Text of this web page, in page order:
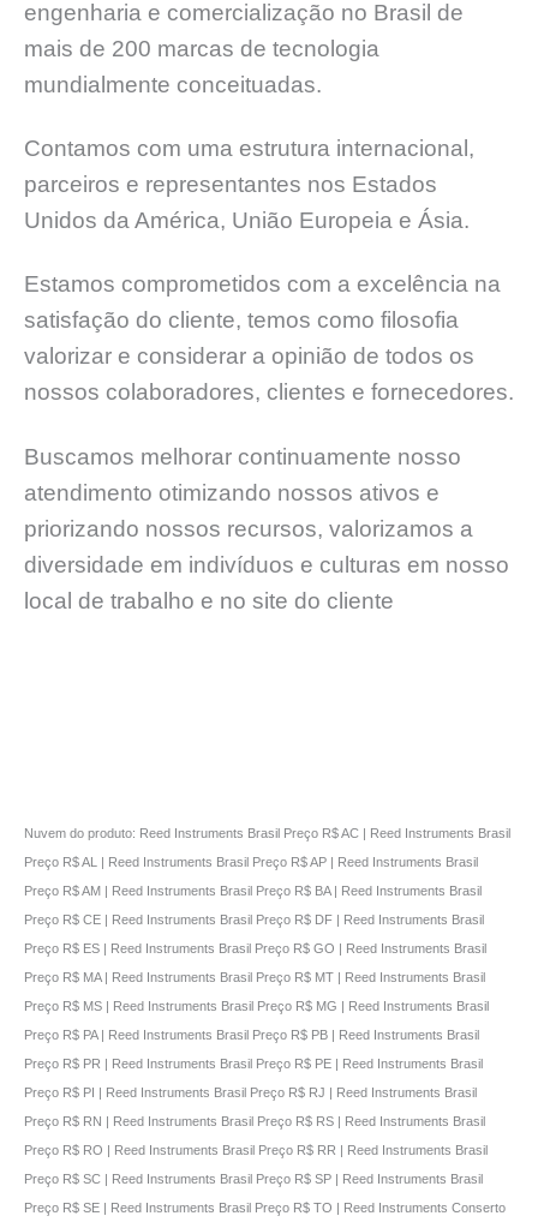
engenharia e comercialização no Brasil de
mais de 200 marcas de tecnologia
mundialmente conceituadas.
Contamos com uma estrutura internacional,
parceiros e representantes nos Estados
Unidos da América, União Europeia e Ásia.
Estamos comprometidos com a excelência na
satisfação do cliente, temos como filosofia
valorizar e considerar a opinião de todos os
nossos colaboradores, clientes e fornecedores.
Buscamos melhorar continuamente nosso
atendimento otimizando nossos ativos e
priorizando nossos recursos, valorizamos a
diversidade em indivíduos e culturas em nosso
local de trabalho e no site do cliente
Nuvem do produto: Reed Instruments Brasil Preço R$ AC | Reed Instruments Brasil
Preço R$ AL | Reed Instruments Brasil Preço R$ AP | Reed Instruments Brasil
Preço R$ AM | Reed Instruments Brasil Preço R$ BA | Reed Instruments Brasil
Preço R$ CE | Reed Instruments Brasil Preço R$ DF | Reed Instruments Brasil
Preço R$ ES | Reed Instruments Brasil Preço R$ GO | Reed Instruments Brasil
Preço R$ MA | Reed Instruments Brasil Preço R$ MT | Reed Instruments Brasil
Preço R$ MS | Reed Instruments Brasil Preço R$ MG | Reed Instruments Brasil
Preço R$ PA | Reed Instruments Brasil Preço R$ PB | Reed Instruments Brasil
Preço R$ PR | Reed Instruments Brasil Preço R$ PE | Reed Instruments Brasil
Preço R$ PI | Reed Instruments Brasil Preço R$ RJ | Reed Instruments Brasil
Preço R$ RN | Reed Instruments Brasil Preço R$ RS | Reed Instruments Brasil
Preço R$ RO | Reed Instruments Brasil Preço R$ RR | Reed Instruments Brasil
Preço R$ SC | Reed Instruments Brasil Preço R$ SP | Reed Instruments Brasil
Preço R$ SE | Reed Instruments Brasil Preço R$ TO | Reed Instruments Conserto